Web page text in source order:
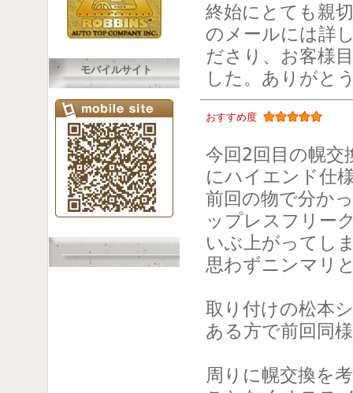
モバイルサイト
終始にとても親
のメールには詳
ださり、お客様
した。ありがと
おすすめ度
今回2回目の幌
にハイエンド仕
前回の物で分か
ップレスフリー
いぶ上がってし
思わずニンマリ
取り付けの松本
ある方で前回同
周りに幌交換を